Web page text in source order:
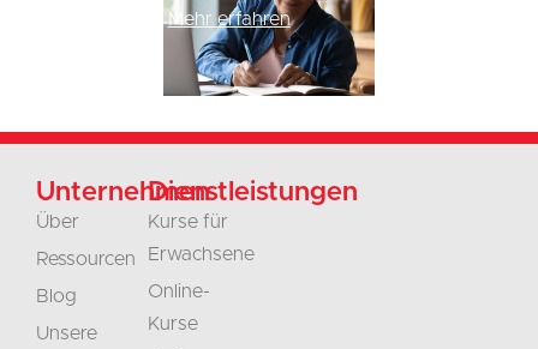
Mehr erfahren
Unternehmen
Über
Ressourcen
Blog
Unsere
Dienstleistungen
Kurse für
Erwachsene
Online-
Kurse